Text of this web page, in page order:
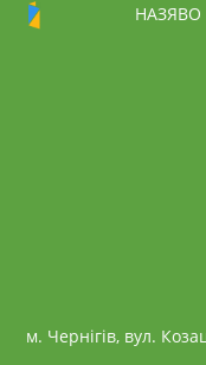
НАЗЯВО
м. Чернігів, вул.